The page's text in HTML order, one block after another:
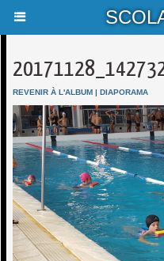
REVENIR À L'ALBUM | DIAPORAMA